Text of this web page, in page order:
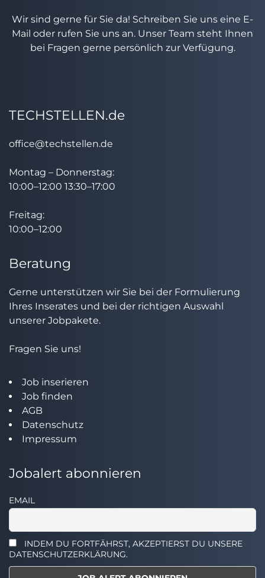
Wir sind gerne für Sie da! Schreiben Sie uns eine E-
Mail oder rufen Sie uns an. Unser Team steht Ihnen
bei Fragen gerne persönlich zur Verfügung.
TECHSTELLEN.de
office@techstellen.de
Montag – Donnerstag:
10:00–12:00 13:30–17:00
Freitag:
10:00–12:00
Beratung
Gerne unterstützen wir Sie bei der Formulierung
Ihres Inserates und bei der richtigen Auswahl
unserer Jobpakete.
Fragen Sie uns!
Job inserieren
Job finden
AGB
Datenschutz
Impressum
Jobalert abonnieren
EMAIL
INDEM DU FORTFÄHRST, AKZEPTIERST DU UNSERE
DATENSCHUTZERKLÄRUNG.